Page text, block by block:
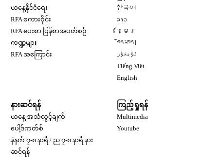
ယနေ့နိုင်ငံရေး
RFA စကားဝိုင်း
RFA ပေးစာ ပြန်စာအပတ်စဉ်
ကဏ္ဍများ
RFA အကြောင်း
한국어
ລາວ
ខ្មែរ
བོད་སྐད།
ئۇيغۇر
Tiếng Việt
English
နားဆင်ရန်
ယနေ့ အသံလွှင့်ချက်
ပေါ့ဒ်ကတ်စ်
နံနက် ၇-၈ နာရီ / ည ၇-၈ နာရီ နား
ဆင်ရန်
ကြည့်ရှုရန်
Multimedia
Youtube